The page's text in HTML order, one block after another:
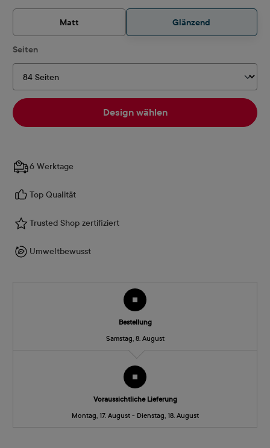
Matt Glänzend
Seitenauswählen
Design wählen
6 Werktage
Top Qualität
Trusted Shop zertifiziert
Umweltbewusst
Bestellung
Samstag, 8. August
Voraussichtliche Lieferung
Montag, 17. August - Dienstag, 18. August